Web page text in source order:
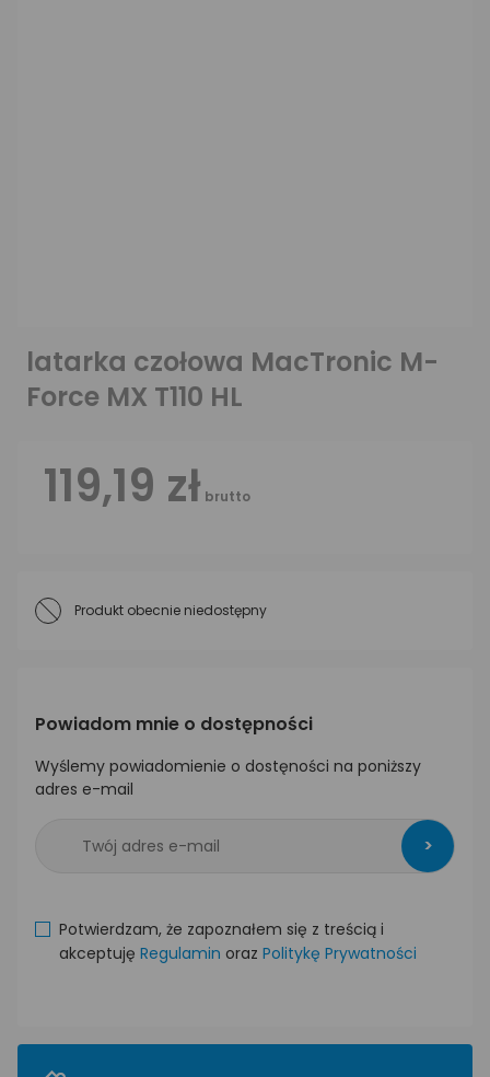
latarka czołowa MacTronic M-
Force MX T110 HL
119,19 zł brutto
Produkt obecnie niedostępny
Powiadom mnie o dostępności
Wyślemy powiadomienie o dostęności na poniższy
adres e-mail
>
Potwierdzam, że zapoznałem się z treścią i
akceptuję Regulamin oraz Politykę Prywatności